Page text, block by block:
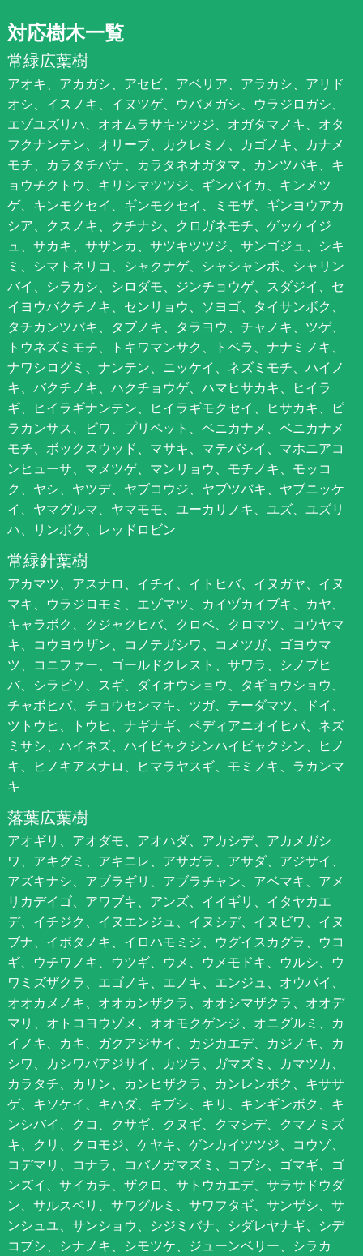
対応樹木一覧
常緑広葉樹
アオキ、アカガシ、アセビ、アベリア、アラカシ、アリド
オシ、イスノキ、イヌツゲ、ウバメガシ、ウラジロガシ、
エゾユズリハ、オオムラサキツツジ、オガタマノキ、オタ
フクナンテン、オリーブ、カクレミノ、カゴノキ、カナメ
モチ、カラタチバナ、カラタネオガタマ、カンツバキ、キ
ョウチクトウ、キリシマツツジ、ギンバイカ、キンメツ
ゲ、キンモクセイ、ギンモクセイ、ミモザ、ギンヨウアカ
シア、クスノキ、クチナシ、クロガネモチ、ゲッケイジ
ュ、サカキ、サザンカ、サツキツツジ、サンゴジュ、シキ
ミ、シマトネリコ、シャクナゲ、シャシャンポ、シャリン
バイ、シラカシ、シロダモ、ジンチョウゲ、スダジイ、セ
イヨウバクチノキ、センリョウ、ソヨゴ、タイサンボク、
タチカンツバキ、タブノキ、タラヨウ、チャノキ、ツゲ、
トウネズミモチ、トキワマンサク、トベラ、ナナミノキ、
ナワシログミ、ナンテン、ニッケイ、ネズミモチ、ハイノ
キ、バクチノキ、ハクチョウゲ、ハマヒサカキ、ヒイラ
ギ、ヒイラギナンテン、ヒイラギモクセイ、ヒサカキ、ピ
ラカンサス、ビワ、プリペット、ベニカナメ、ベニカナメ
モチ、ボックスウッド、マサキ、マテバシイ、マホニアコ
ンヒューサ、マメツゲ、マンリョウ、モチノキ、モッコ
ク、ヤシ、ヤツデ、ヤブコウジ、ヤブツバキ、ヤブニッケ
イ、ヤマグルマ、ヤマモモ、ユーカリノキ、ユズ、ユズリ
ハ、リンボク、レッドロビン
常緑針葉樹
アカマツ、アスナロ、イチイ、イトヒバ、イヌガヤ、イヌ
マキ、ウラジロモミ、エゾマツ、カイヅカイブキ、カヤ、
キャラボク、クジャクヒバ、クロベ、クロマツ、コウヤマ
キ、コウヨウザン、コノテガシワ、コメツガ、ゴヨウマ
ツ、コニファー、ゴールドクレスト、サワラ、シノブヒ
バ、シラビソ、スギ、ダイオウショウ、タギョウショウ、
チャボヒバ、チョウセンマキ、ツガ、テーダマツ、ドイ、
ツトウヒ、トウヒ、ナギナギ、ペディアニオイヒバ、ネズ
ミサシ、ハイネズ、ハイビャクシンハイビャクシン、ヒノ
キ、ヒノキアスナロ、ヒマラヤスギ、モミノキ、ラカンマ
キ
落葉広葉樹
アオギリ、アオダモ、アオハダ、アカシデ、アカメガシ
ワ、アキグミ、アキニレ、アサガラ、アサダ、アジサイ、
アズキナシ、アブラギリ、アブラチャン、アベマキ、アメ
リカデイゴ、アワブキ、アンズ、イイギリ、イタヤカエ
デ、イチジク、イヌエンジュ、イヌシデ、イヌビワ、イヌ
ブナ、イボタノキ、イロハモミジ、ウグイスカグラ、ウコ
ギ、ウチワノキ、ウツギ、ウメ、ウメモドキ、ウルシ、ウ
ワミズザクラ、エゴノキ、エノキ、エンジュ、オウバイ、
オオカメノキ、オオカンザクラ、オオシマザクラ、オオデ
マリ、オトコヨウゾメ、オオモクゲンジ、オニグルミ、カ
イノキ、カキ、ガクアジサイ、カジカエデ、カジノキ、カ
シワ、カシワバアジサイ、カツラ、ガマズミ、カマツカ、
カラタチ、カリン、カンヒザクラ、カンレンボク、キササ
ゲ、キソケイ、キハダ、キブシ、キリ、キンギンボク、キ
ンシバイ、クコ、クサギ、クヌギ、クマシデ、クマノミズ
キ、クリ、クロモジ、ケヤキ、ゲンカイツツジ、コウゾ、
コデマリ、コナラ、コバノガマズミ、コブシ、ゴマギ、ゴ
ンズイ、サイカチ、ザクロ、サトウカエデ、サラサドウダ
ン、サルスベリ、サワグルミ、サワフタギ、サンザシ、サ
ンシュユ、サンショウ、シジミバナ、シダレヤナギ、シデ
コブシ、シナノキ、シモツケ、ジューンベリー、シラカ